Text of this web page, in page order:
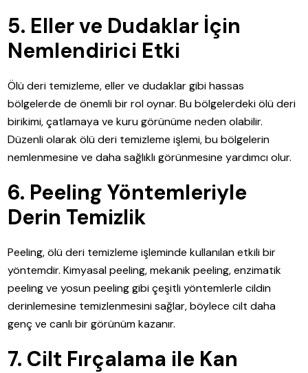
5. Eller ve Dudaklar İçin
Nemlendirici Etki
Ölü deri temizleme, eller ve dudaklar gibi hassas
bölgelerde de önemli bir rol oynar. Bu bölgelerdeki ölü deri
birikimi, çatlamaya ve kuru görünüme neden olabilir.
Düzenli olarak ölü deri temizleme işlemi, bu bölgelerin
nemlenmesine ve daha sağlıklı görünmesine yardımcı olur.
6. Peeling Yöntemleriyle
Derin Temizlik
Peeling, ölü deri temizleme işleminde kullanılan etkili bir
yöntemdir. Kimyasal peeling, mekanik peeling, enzimatik
peeling ve yosun peeling gibi çeşitli yöntemlerle cildin
derinlemesine temizlenmesini sağlar, böylece cilt daha
genç ve canlı bir görünüm kazanır.
7. Cilt Fırçalama ile Kan